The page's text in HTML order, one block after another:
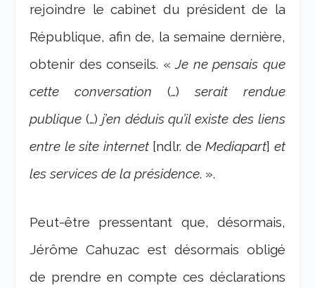
rejoindre le cabinet du président de la
République, afin de, la semaine dernière,
obtenir des conseils. «Je ne pensais que
cette conversation (…)serait rendue
publique (…) j’en déduis qu’il existe des liens
entre le site internet[ndlr. deMediapart] et
les services de la présidence. ».
Peut-être pressentant que, désormais,
Jérôme Cahuzac est désormais obligé
de prendre en compte ces déclarations